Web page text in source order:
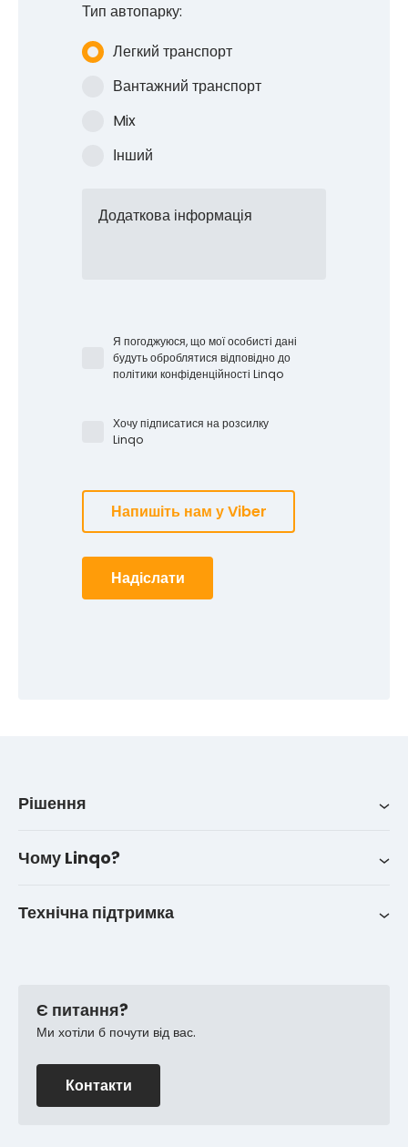
Тип автопарку:
Легкий транспорт
Вантажний транспорт
Mix
Інший
Додаткова інформація
Я погоджуюся, що мої особисті дані
будуть оброблятися відповідно до
політики конфіденційності Linqo
Хочу підписатися на розсилку
Linqo
Напишіть нам у Viber
Надіслати
Рішення
Iнтеграції
Чому Linqo?
Контакти
Технічна підтримка
FAQ
Є питання?
Ми хотіли б почути від вас.
Контакти
Перетворіть
рекомендації на
винагороди